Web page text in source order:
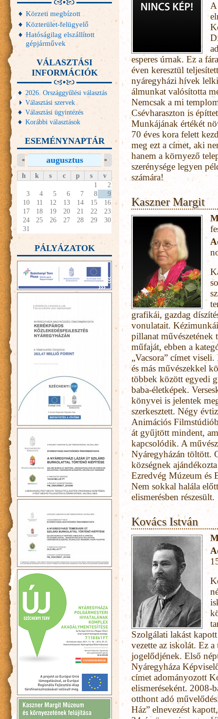
A
esperes úrnak. Ez a
éven keresztül
nyáregyházi hívek
álmunkat valósította
Nemcsak a mi
Csévharaszton is
Munkájának értékét
70 éves kora felett
meg ezt a címet, aki
hanem a környező
szerénysége legyen
számára!
Kaszner Margit
grafikái, gazdag
vonulatait. Kézimunkái
pillanat
műfaját, ebben a
„Vacsora” címet
és más művészekkel
többek között egyedi
baba-életképek.
könyvei is jelentek
szerkesztett. Négy
Animációs
át gyűjtött mindent,
kapcsolódik. A
Nyáregyházán töltött.
községnek
Ezredvég Múzeum és
Nem sokkal halála
elismerésben részesült.
Kovács István
Szolgálati lakást
vezette az iskolát. Ez
jogelődjének. Első
Nyáregyháza
címet adományozott
elismeréseként. 2008-
otthont adó
Ház” elnevezést
Körzeti megbízott
Közterület-felügyelő
Hatóságilag elszállított
gépjárművek
VÁLASZTÁSI
INFORMÁCIÓK
2026. Országgyűlési választás
Választási szervek
Választási ügyintézés
Korábbi választások
ESEMÉNYNAPTÁR
augusztus
« »
h k s c p s
v
1
2
3
4 5 6 7 8
9
10
11 12 13 14 15
16
17
18 19 20 21 22
23
24
25 26 27 28 29
30
31
PÁLYÁZATOK